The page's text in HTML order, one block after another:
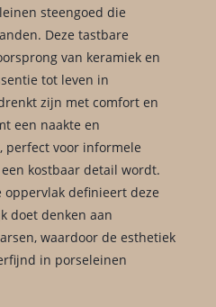
steengoed die
Deze tastbare
van keramiek en
tot leven in
zijn met comfort en
een naakte en
perfect voor informele
kostbaar detail wordt.
oppervlak definieert deze
doet denken aan
waardoor de esthetiek
in porseleinen